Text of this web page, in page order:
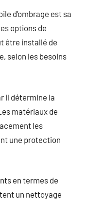
d’ombrage est sa
options de
être installé de
selon les besoins
il détermine la
matériaux de
les
une protection
en termes de
un nettoyage